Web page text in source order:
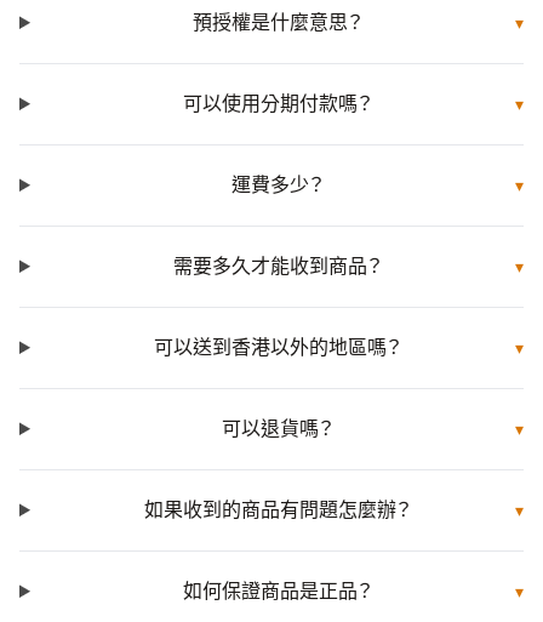
預授權是什麼意思？ ▾
可以使用分期付款嗎？ ▾
運費多少？ ▾
需要多久才能收到商品？ ▾
可以送到香港以外的地區嗎？ ▾
可以退貨嗎？ ▾
如果收到的商品有問題怎麼辦？ ▾
如何保證商品是正品？ ▾